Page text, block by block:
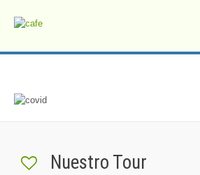
Nuestro Tour